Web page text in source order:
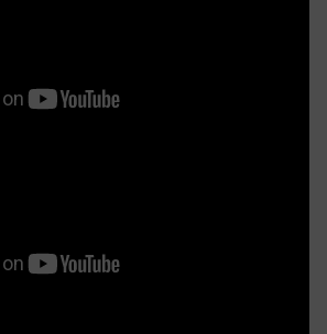
mm và 2050×900 mm. Phần
kế với 3 tap ngồi và 1 tap gỗ trang